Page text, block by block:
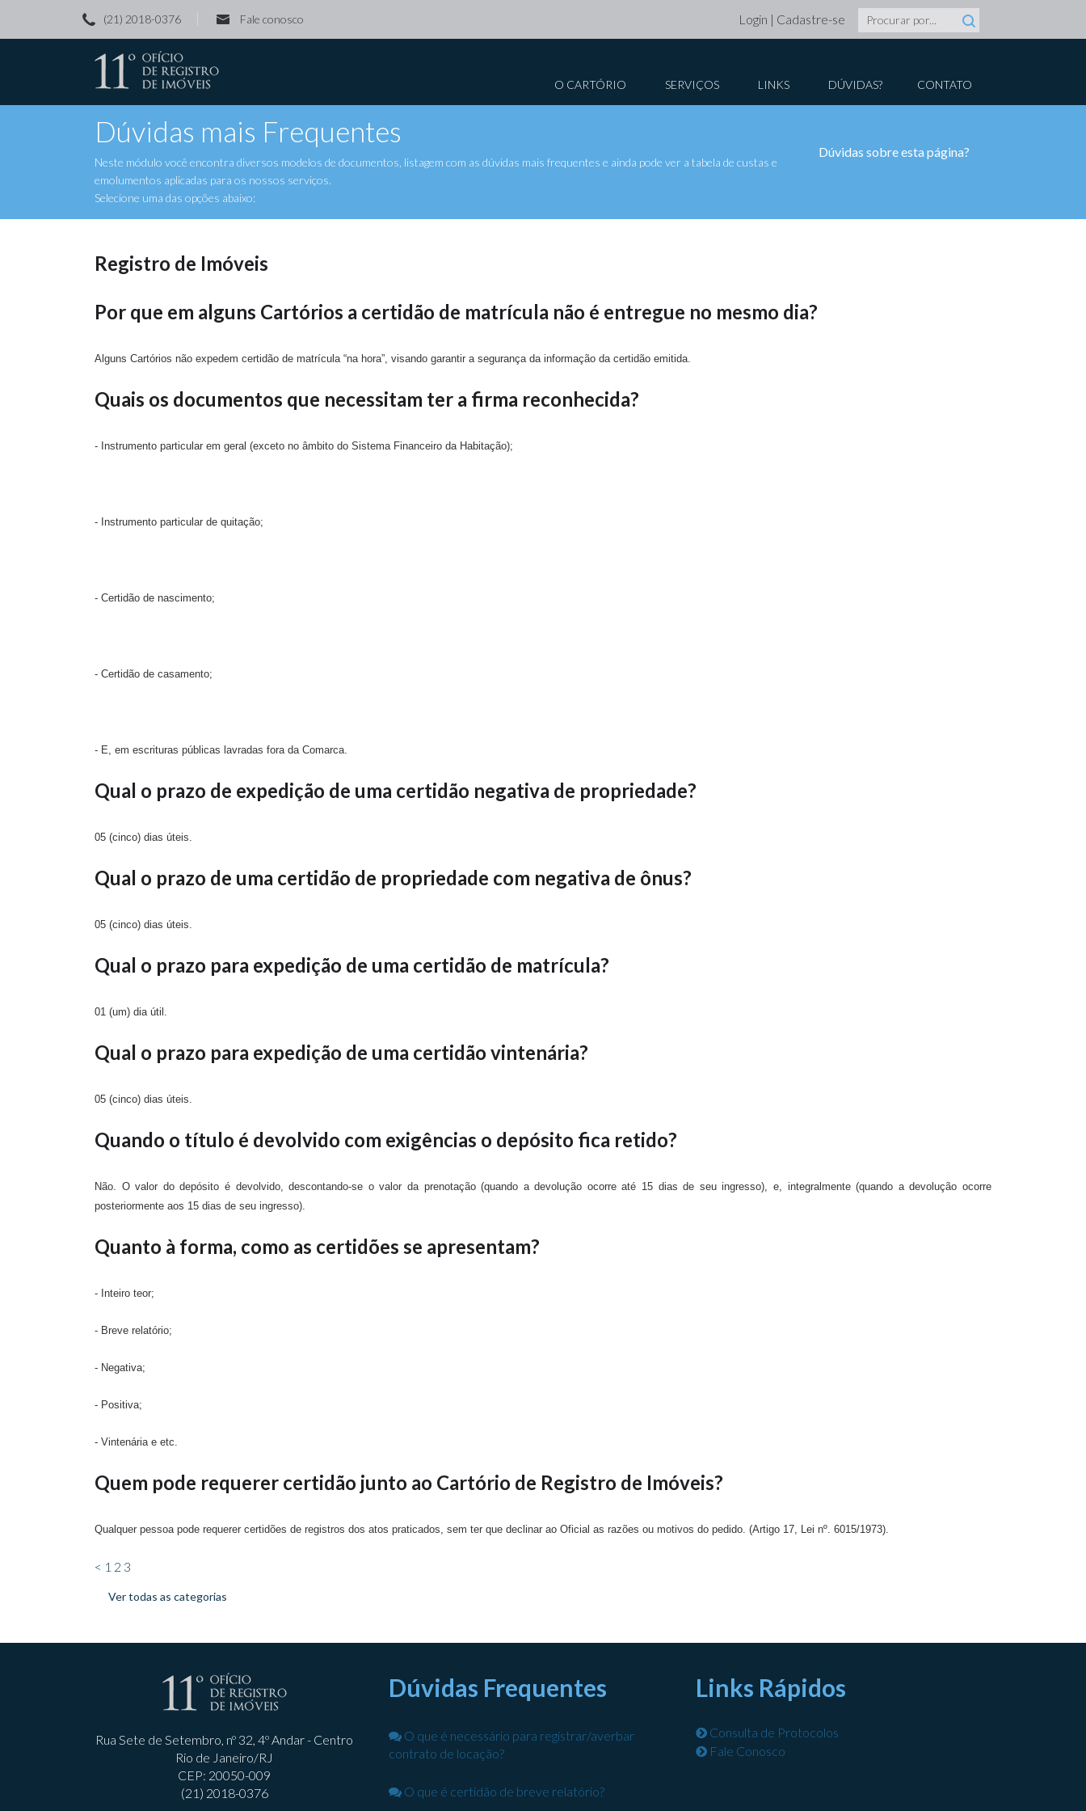
(21) 2018-0376 Fale conosco Login | Cadastre-se
O CARTÓRIO SERVIÇOS LINKS DÚVIDAS? CONTATO
Dúvidas mais Frequentes
Neste módulo você encontra diversos modelos de documentos, listagem com as dúvidas mais frequentes e ainda pode ver a tabela de custas e
emolumentos aplicadas para os nossos serviços.
Selecione uma das opções abaixo:
Dúvidas sobre esta página?
Registro de Imóveis
Por que em alguns Cartórios a certidão de matrícula não é entregue no mesmo dia?
Alguns Cartórios não expedem certidão de matrícula “na hora”, visando garantir a segurança da informação da certidão emitida.
Quais os documentos que necessitam ter a firma reconhecida?
- Instrumento particular em geral (exceto no âmbito do Sistema Financeiro da Habitação);
- Instrumento particular de quitação;
- Certidão de nascimento;
- Certidão de casamento;
- E, em escrituras públicas lavradas fora da Comarca.
Qual o prazo de expedição de uma certidão negativa de propriedade?
05 (cinco) dias úteis.
Qual o prazo de uma certidão de propriedade com negativa de ônus?
05 (cinco) dias úteis.
Qual o prazo para expedição de uma certidão de matrícula?
01 (um) dia útil.
Qual o prazo para expedição de uma certidão vintenária?
05 (cinco) dias úteis.
Quando o título é devolvido com exigências o depósito fica retido?
Não. O valor do depósito é devolvido, descontando-se o valor da prenotação (quando a devolução ocorre até 15 dias de seu ingresso), e, integralmente (quando a devolução ocorre
posteriormente aos 15 dias de seu ingresso).
Quanto à forma, como as certidões se apresentam?
- Inteiro teor;
- Breve relatório;
- Negativa;
- Positiva;
- Vintenária e etc.
Quem pode requerer certidão junto ao Cartório de Registro de Imóveis?
Qualquer pessoa pode requerer certidões de registros dos atos praticados, sem ter que declinar ao Oficial as razões ou motivos do pedido. (Artigo 17, Lei nº. 6015/1973).
< 1 2 3
Ver todas as categorias
Rua Sete de Setembro, nº 32, 4º Andar - Centro
Rio de Janeiro/RJ
CEP: 20050-009
(21) 2018-0376
Dúvidas Frequentes
O que é necessário para registrar/averbar
contrato de locação?
O que é certidão de breve relatório?
Links Rápidos
Consulta de Protocolos
Fale Conosco